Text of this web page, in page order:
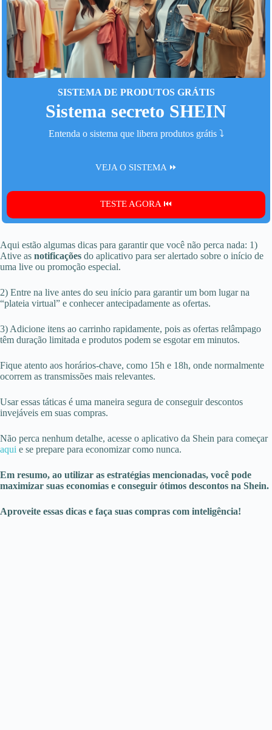
SISTEMA DE PRODUTOS GRÁTIS
Sistema secreto SHEIN
Entenda o sistema que libera produtos grátis ⤵️
VEJA O SISTEMA ⏩
TESTE AGORA ⏮️
Aqui estão algumas dicas para garantir que você não perca nada: 1)
Ative as notificações do aplicativo para ser alertado sobre o início de
uma live ou promoção especial.
2) Entre na live antes do seu início para garantir um bom lugar na
“plateia virtual” e conhecer antecipadamente as ofertas.
3) Adicione itens ao carrinho rapidamente, pois as ofertas relâmpago
têm duração limitada e produtos podem se esgotar em minutos.
Fique atento aos horários-chave, como 15h e 18h, onde normalmente
ocorrem as transmissões mais relevantes.
Usar essas táticas é uma maneira segura de conseguir descontos
invejáveis em suas compras.
Não perca nenhum detalhe, acesse o aplicativo da Shein para começar
aqui e se prepare para economizar como nunca.
Em resumo, ao utilizar as estratégias mencionadas, você pode
maximizar suas economias e conseguir ótimos descontos na Shein.
Aproveite essas dicas e faça suas compras com inteligência!